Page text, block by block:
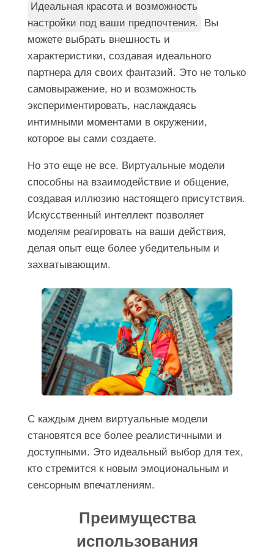
Идеальная красота и возможность
настройки под ваши предпочтения.
Вы
можете выбрать внешность и
характеристики, создавая идеального
партнера для своих фантазий. Это не только
самовыражение, но и возможность
экспериментировать, наслаждаясь
интимными моментами в окружении,
которое вы сами создаете.
Но это еще не все. Виртуальные модели
способны на взаимодействие и общение,
создавая иллюзию настоящего присутствия.
Искусственный интеллект позволяет
моделям реагировать на ваши действия,
делая опыт еще более убедительным и
захватывающим.
С каждым днем виртуальные модели
становятся все более реалистичными и
доступными. Это идеальный выбор для тех,
кто стремится к новым эмоциональным и
сенсорным впечатлениям.
Преимущества
использования